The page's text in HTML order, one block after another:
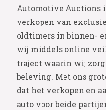
Automotive Auctions
verkopen van
oldtimers in binnen-
wij middels online
traject waarin wij
beleving. Met ons
dat het verkopen en
auto voor beide